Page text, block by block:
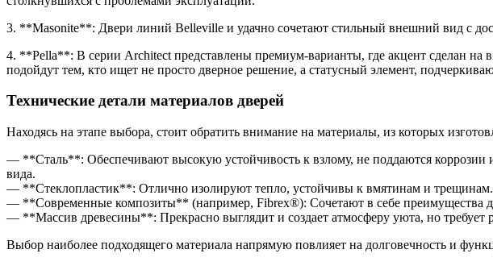
3. **Masonite**: Двери линий Belleville и удачно сочетают стильный внешний вид с
4. **Pella**: В серии Architect представлены премиум-варианты, где акцент сделан на
подойдут тем, кто ищет не просто дверное решение, а статусный элемент,
Технические детали материалов дверей
Находясь на этапе выбора, стоит обратить внимание на материалы, из которых
— **Сталь**: Обеспечивают высокую устойчивость к взлому, не поддаются коррозии
вида.
— **Стеклопластик**: Отлично изолируют тепло, устойчивы к вмятинам и
— **Современные композиты** (например, Fibrex®): Сочетают в себе преимущества
— **Массив древесины**: Прекрасно выглядит и создает атмосферу уюта, но
Выбор наиболее подходящего материала напрямую повлияет на долговечность и